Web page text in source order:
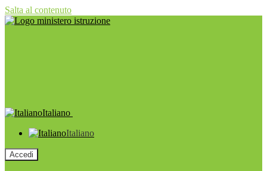
Salta al contenuto
Italiano
Italiano
Accedi